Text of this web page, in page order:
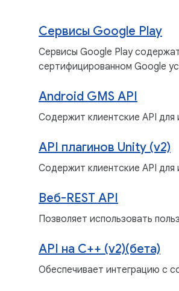
Сервисы Google Play
Сервисы Google Play
сертифицированном Google
Android GMS API
Содержит клиентские API для
API плагинов Unity (v2)
Содержит клиентские API для
Веб-REST API
Позволяет использовать
API на C++ (v2)(бета)
Обеспечивает интеграцию с